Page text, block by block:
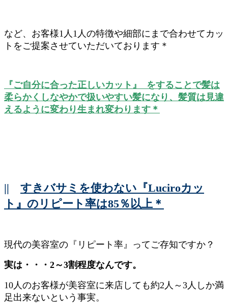
など、お客様1人1人の特徴や細部にまで合わせてカッ
トをご提案させていただいております＊
『ご自分に合った正しいカット』 をすることで髪は
柔らかくしなやかで扱いやすい髪になり、髪質は見違
えるように変わり生まれ変わります＊
|| すきバサミを使わない『Luciroカッ
ト』のリピート率は85％以上＊
現代の美容室の『リピート率』ってご存知ですか？
実は・・・2～3割程度なんです。
10人のお客様が美容室に来店しても約2人～3人しか満
足出来ないという事実。